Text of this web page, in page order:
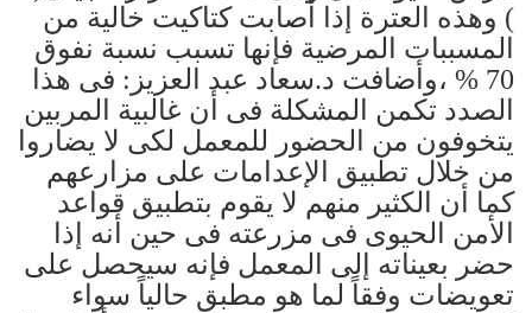
) وهذه العترة إذا أصابت كتاكيت خالية من
المسببات المرضية فإنها تسبب نسبة نفوق
70 % ،وأضافت د.سعاد عبد العزيز: فى هذا
الصدد تكمن المشكلة فى أن غالبية المربين
يتخوفون من الحضور للمعمل لكى لا يضاروا
من خلال تطبيق الإعدامات على مزارعهم
كما أن الكثير منهم لا يقوم بتطبيق قواعد
الأمن الحيوى فى مزرعته فى حين أنه إذا
حضر بعيناته إلى المعمل فإنه سيحصل على
تعويضات وفقاً لما هو مطبق حالياً سواء